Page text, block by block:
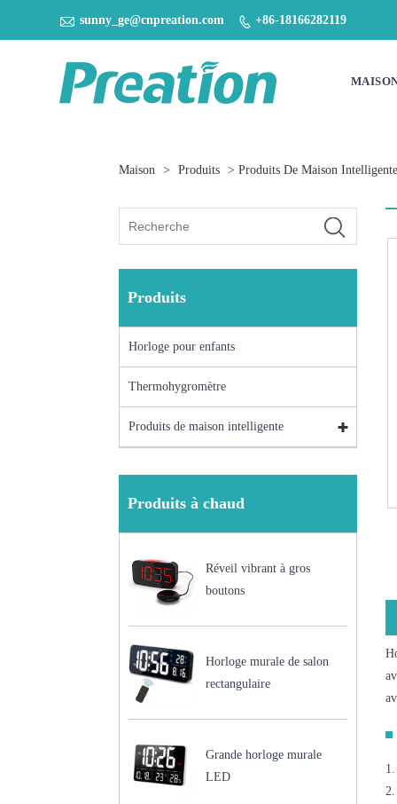
 sunny_ge@cnpreation.com  +86-18166282119
Maison > Produits >Produits De Maison
Produits
Horloge pour enfants
Thermohygromètre
Produits de maison intelligente
Produits à chaud
Réveil vibrant à gros
boutons
Horloge murale de salon
rectangulaire
Grande horloge murale
LED